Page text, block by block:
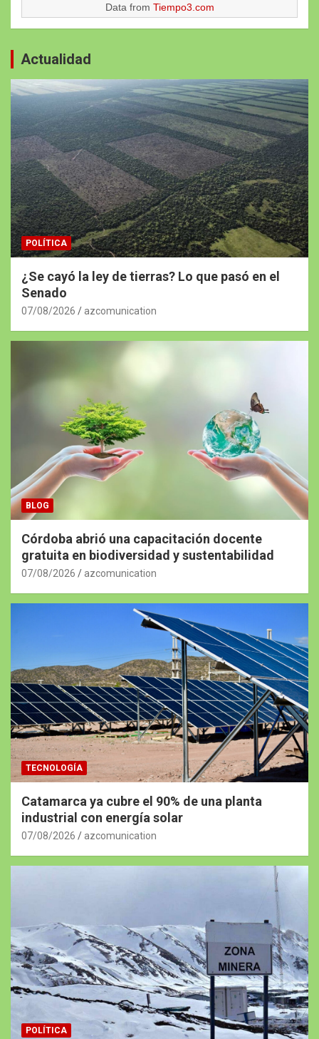
Data from Tiempo3.com
Actualidad
POLÍTICA
¿Se cayó la ley de tierras? Lo que pasó en el
Senado
07/08/2026 azcomunication
BLOG
Córdoba abrió una capacitación docente
gratuita en biodiversidad y sustentabilidad
07/08/2026 azcomunication
TECNOLOGÍA
Catamarca ya cubre el 90% de una planta
industrial con energía solar
07/08/2026 azcomunication
POLÍTICA